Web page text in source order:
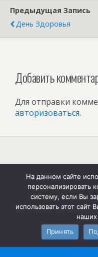
Предыдущая Запись
День Здоровья
Добавить
Для отправки
авторизоваться.
Мобильн.
На данном сайте
персонализировать
систему, если Вы
использовать этот сайт
Принять